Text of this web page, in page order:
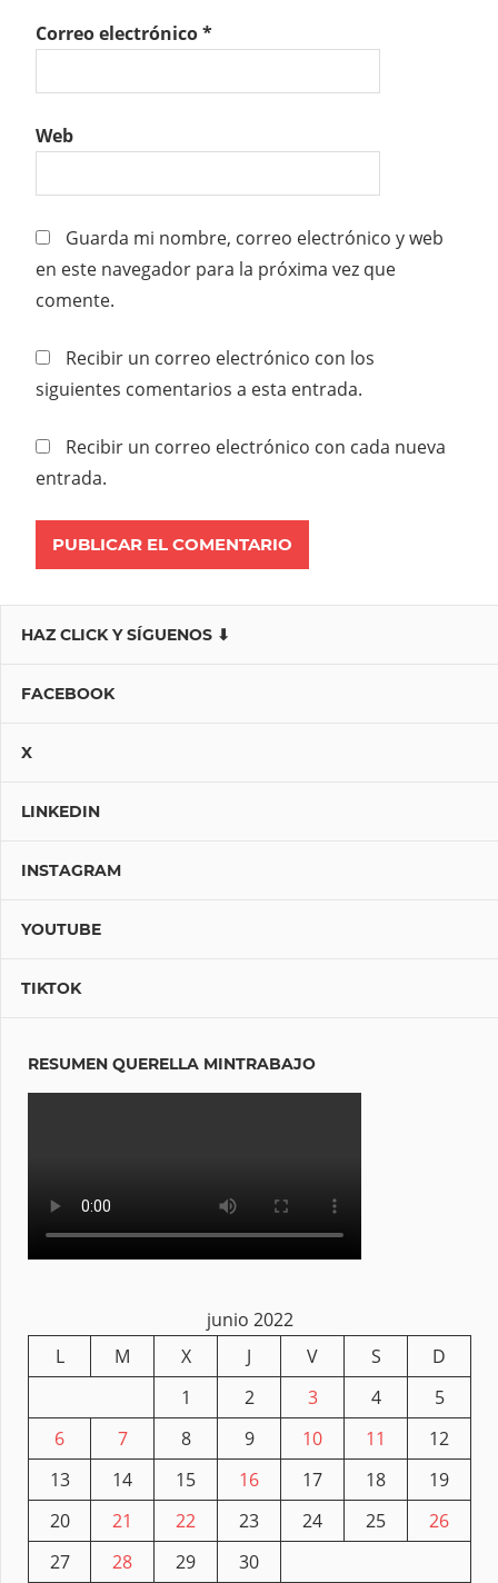
Correo electrónico*
Web
Guarda mi nombre, correo electrónico y web
en este navegador para la próxima vez que
comente.
Recibir un correo electrónico con los
siguientes comentarios a esta entrada.
Recibir un correo electrónico con cada nueva
entrada.
HAZ CLICK Y SÍGUENOS ⬇
FACEBOOK
X
LINKEDIN
INSTAGRAM
YOUTUBE
TIKTOK
RESUMEN QUERELLA MINTRABAJO
junio 2022
L
M X J V S
D
1
2 3 4
5
6
7 8 9 10 11
12
13
14 15 16 17 18
19
20
21 22 23 24 25
26
27
28 29 30